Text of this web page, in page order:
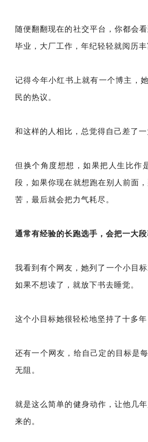
随便翻翻现在的社交平台，你都会
毕业，大厂工作，年纪轻轻就阅历
记得今年小红书上就有一个博主，
民的热议。
和这样的人相比，总觉得自己差了
但换个角度想想，如果把人生比作
段，如果你现在就想跑在别人前面
苦，最后就会把力气耗尽。
通常有经验的长跑选手，会把一大
我看到有个网友，她列了一个小目
如果不想读了，就放下书去睡觉。
这个小目标她很轻松地坚持了十多
还有一个网友，给自己定的目标是
无阻。
就是这么简单的健身动作，让他几
来的。